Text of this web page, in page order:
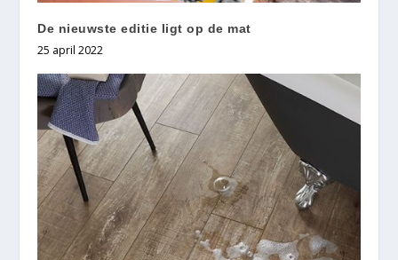
De nieuwste editie ligt op de mat
25 april 2022